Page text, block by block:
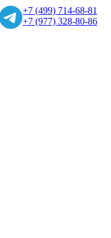
+7 (499) 714-68-81
+7 (977) 328-80-86